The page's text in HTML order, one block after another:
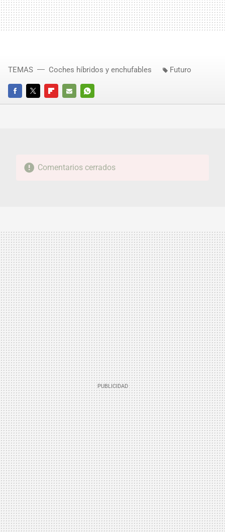
FACEBOOKTWITTERFLIPBOARD
E-
WHATSAPP
TEMAS Coches híbridos y enchufables Futuro
Comentarios cerrados